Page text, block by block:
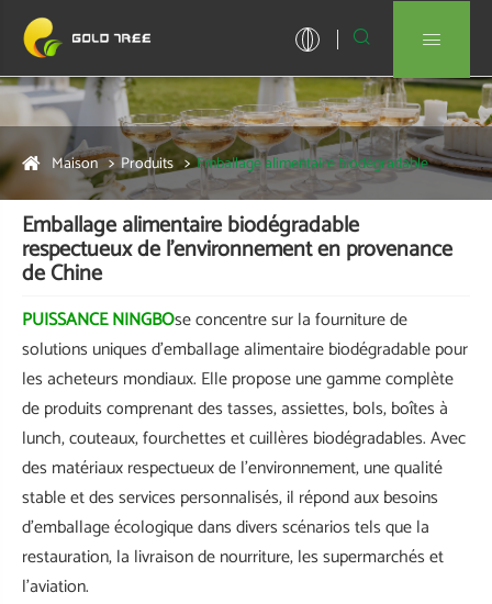
 
Maison Produits Emballage alimentaire biodégradable
Emballage alimentaire biodégradable
respectueux de l'environnement en provenance
de Chine
PUISSANCE NINGBOse concentre sur la fourniture de
solutions uniques d’emballage alimentaire biodégradable pour
les acheteurs mondiaux. Elle propose une gamme complète
de produits comprenant des tasses, assiettes, bols, boîtes à
lunch, couteaux, fourchettes et cuillères biodégradables. Avec
des matériaux respectueux de l'environnement, une qualité
stable et des services personnalisés, il répond aux besoins
d'emballage écologique dans divers scénarios tels que la
restauration, la livraison de nourriture, les supermarchés et
l'aviation.